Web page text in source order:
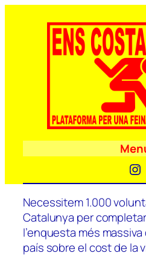
Necessitem 1.000
Catalunya per
l’enquesta més
país sobre el cost de la